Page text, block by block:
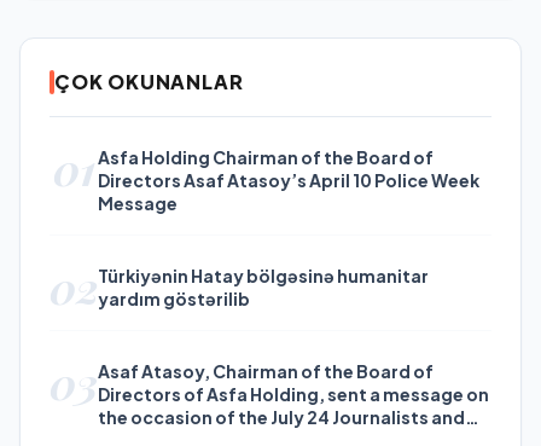
ÇOK OKUNANLAR
01Asfa Holding Chairman of the Board of
Directors Asaf Atasoy’s April 10 Police Week
Message
02Türkiyənin Hatay bölgəsinə humanitar
yardım göstərilib
03Asaf Atasoy, Chairman of the Board of
Directors of Asfa Holding, sent a message on
the occasion of the July 24 Journalists and